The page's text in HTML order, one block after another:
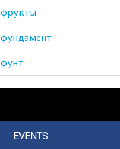
фрукты
фундамент
фунт
фурункул
EVENTS